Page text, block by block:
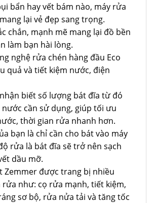
bẩn hay vết bám nào, máy rửa
lại vẻ đẹp sang trọng.
chắn, mạnh mẽ mang lại đồ bền
làm bạn hài lòng.
nghệ rửa chén hàng đầu Eco
quả và tiết kiệm nước, điện
biết số lượng bát đĩa từ đó
cần sử dụng, giúp tối ưu
thời gian rửa nhanh hơn.
bạn là chỉ cần cho bát vào máy
rửa là bát đĩa sẽ trở nên sạch
dầu mỡ.
Zemmer được trang bị nhiều
như: cọ rửa mạnh, tiết kiệm,
sơ bộ, rửa nửa tải và tăng tốc